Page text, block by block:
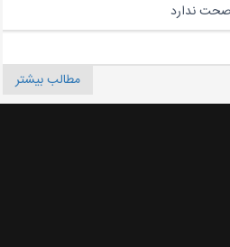
ندارد
مطالب بیشتر